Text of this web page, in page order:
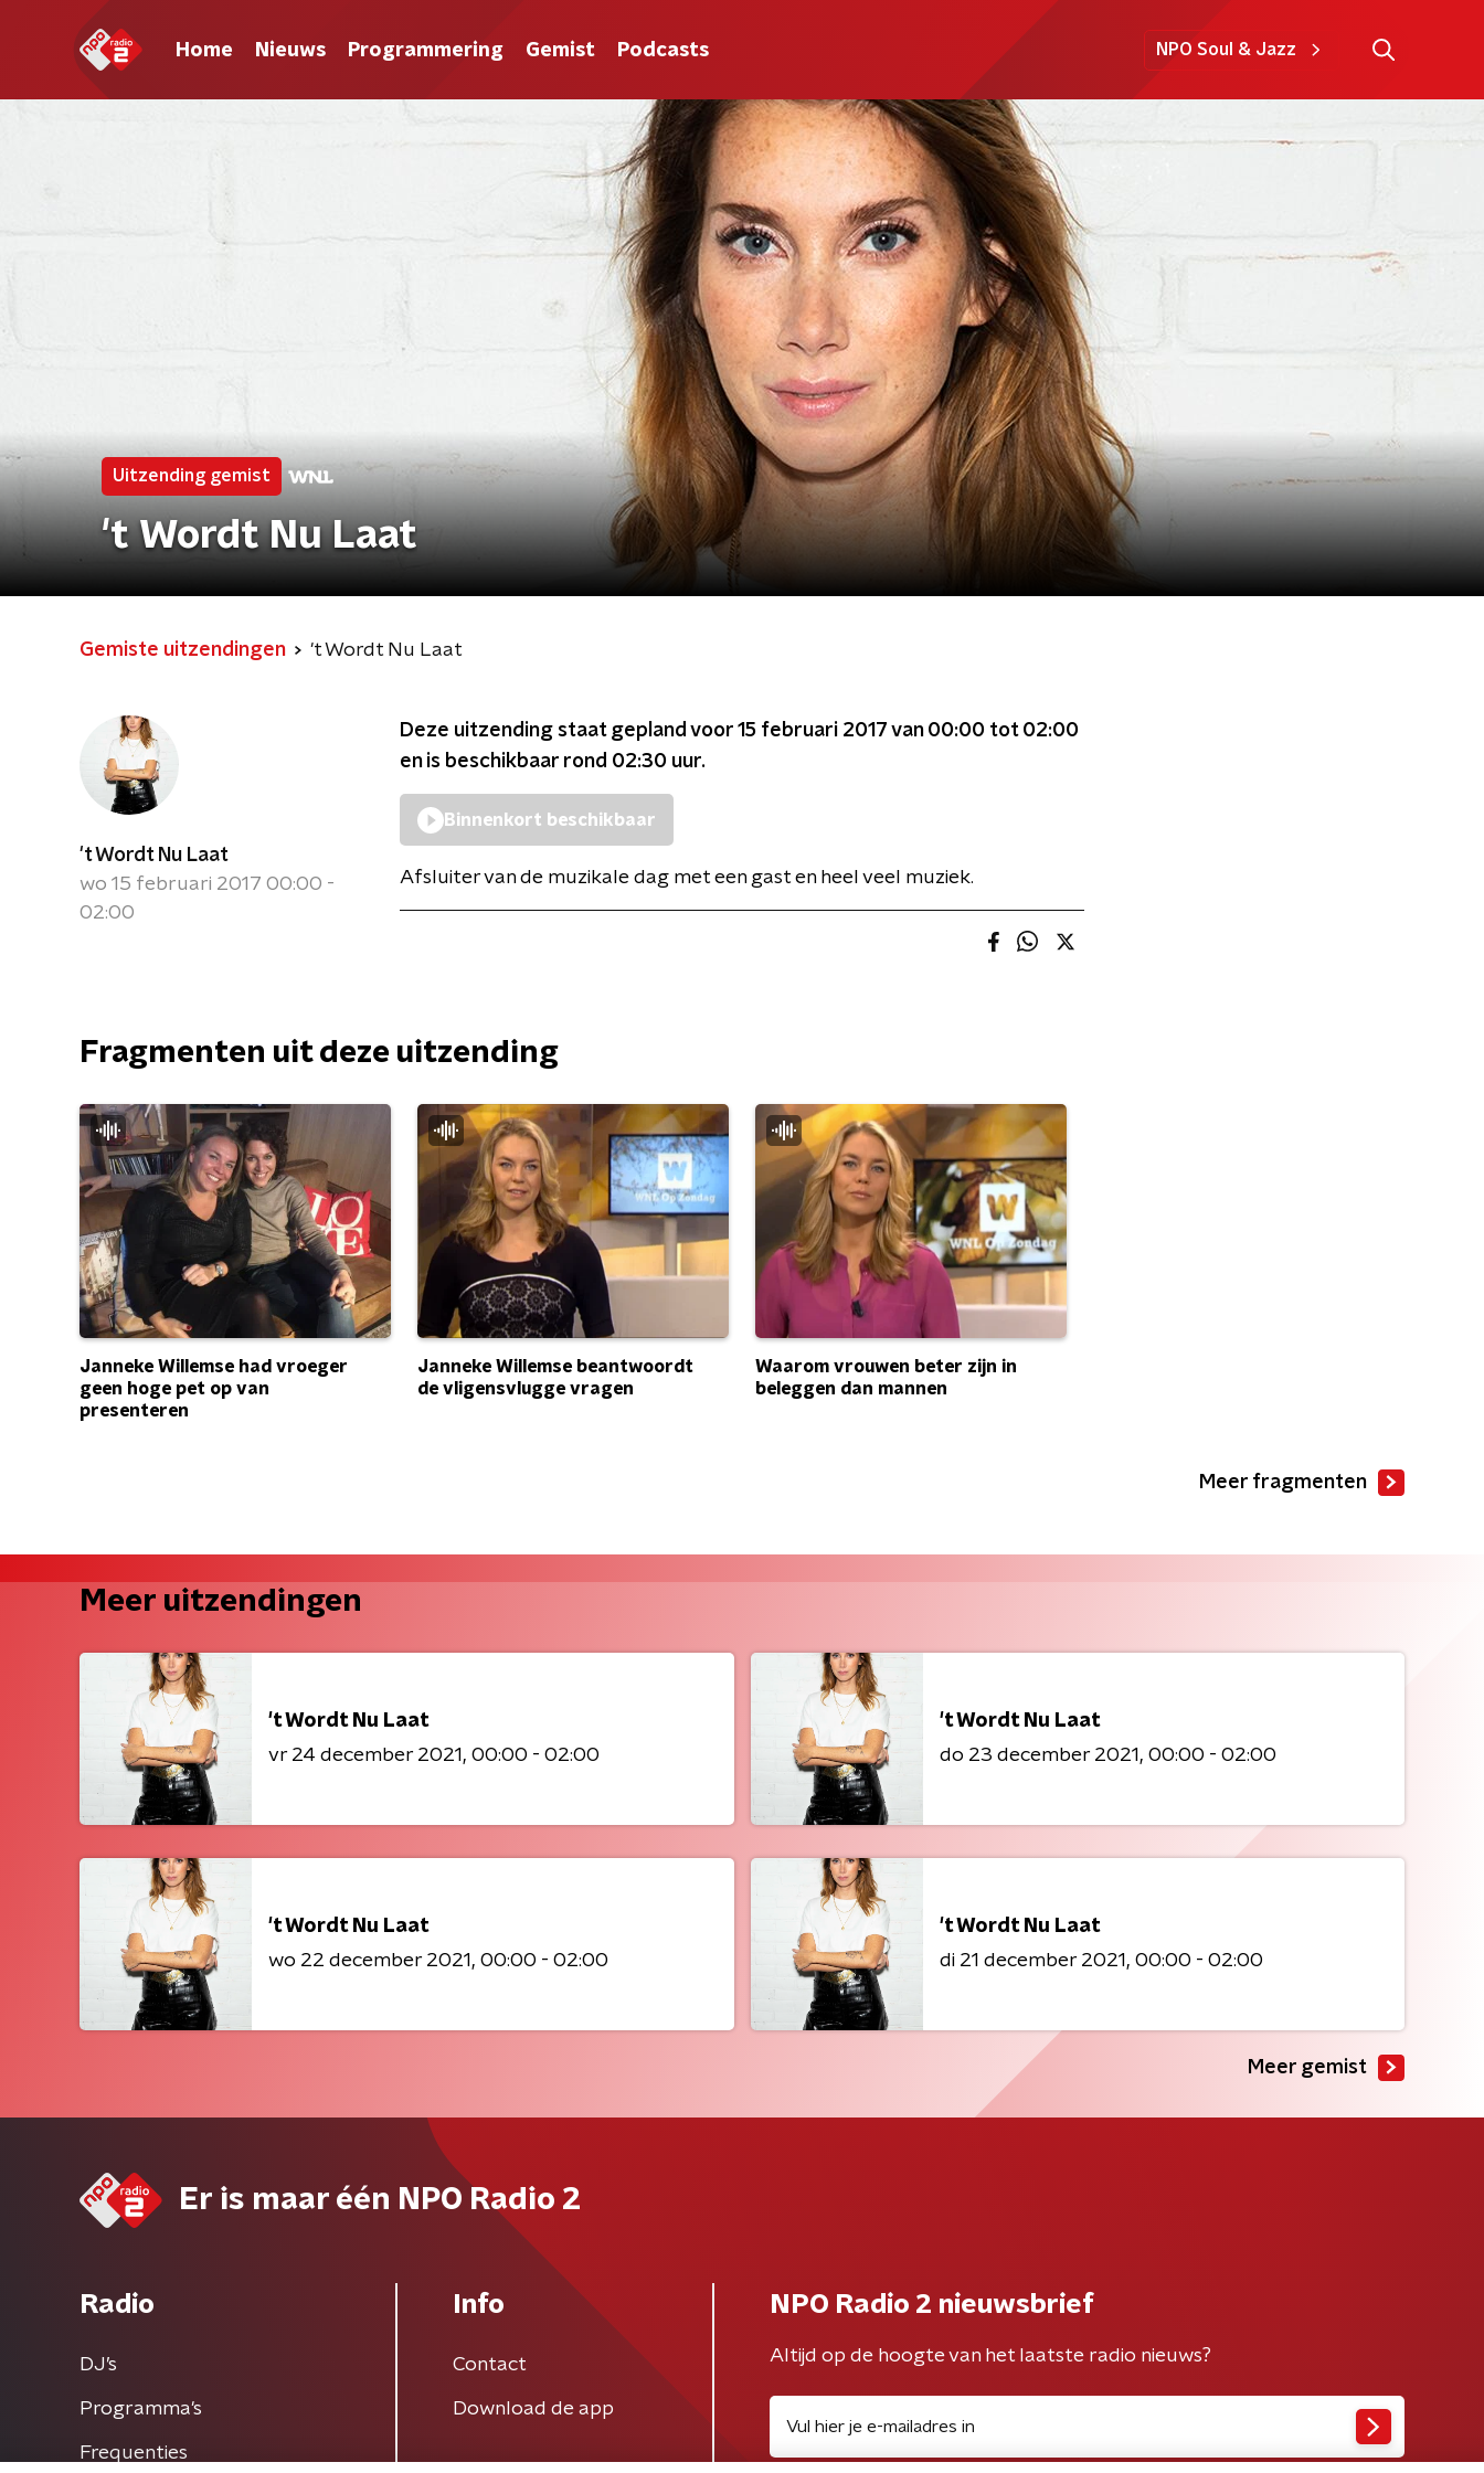
Home Nieuws Programmering Gemist Podcasts NPO Soul & Jazz
Uitzending gemist
't Wordt Nu Laat
Gemiste uitzendingen 't Wordt Nu Laat
't Wordt Nu Laat
wo 15 februari 2017 00:00 -
02:00
Deze uitzending staat gepland voor 15 februari 2017 van 00:00 tot 02:00
en is beschikbaar rond 02:30 uur.
Binnenkort beschikbaar
Afsluiter van de muzikale dag met een gast en heel veel muziek.
Fragmenten uit deze uitzending
Janneke Willemse had vroeger
geen hoge pet op van
presenteren
Janneke Willemse beantwoordt
de vligensvlugge vragen
Waarom vrouwen beter zijn in
beleggen dan mannen
Meer fragmenten
Meer uitzendingen
't Wordt Nu Laat
vr 24 december 2021
00:00 - 02:00
't Wordt Nu Laat
do 23 december 2021
00:00 - 02:00
't Wordt Nu Laat
wo 22 december 2021
00:00 - 02:00
't Wordt Nu Laat
di 21 december 2021
00:00 - 02:00
Meer gemist
Er is maar één NPO Radio 2
Radio
DJ’s
Programma's
Frequenties
Info
Contact
Download de app
NPO Radio 2 nieuwsbrief
Altijd op de hoogte van het laatste radio nieuws?